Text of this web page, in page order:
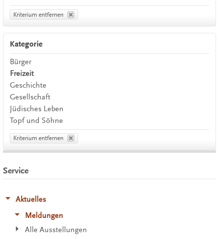
Kriterium entfernen
Kategorie
Bürger
Freizeit
Geschichte
Gesellschaft
Jüdisches Leben
Topf und Söhne
Kriterium entfernen
Service
Aktuelles
Meldungen
Alle Ausstellungen